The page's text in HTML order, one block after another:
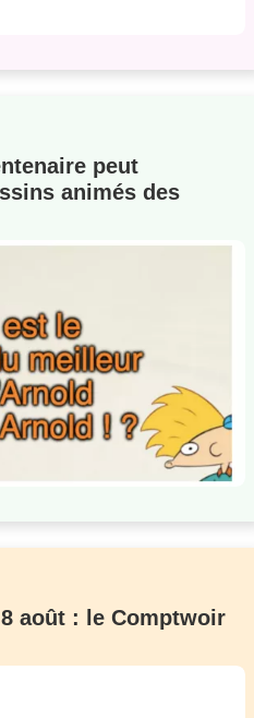
peut
animés des
août : le Comptwoir